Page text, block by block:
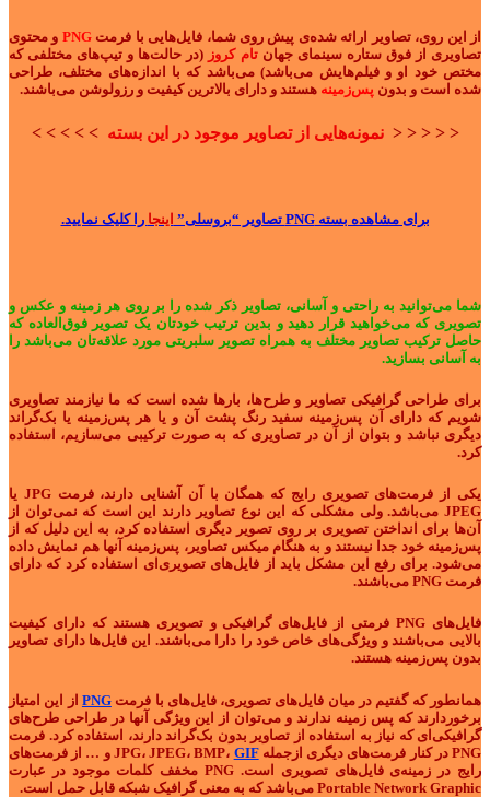
از این روی، تصاویر ارائه شده‌ی پیش روی شما، فایل‌هایی با فرمتPNG و محتوی
تصاویری از فوق ستاره سینمای جهانتام کروز (در حالت‌ها و تیپ‌های مختلفی که
مختص خود او و فیلم‌هایش می‌باشد) می‌باشد که با اندازه‌های مختلف، طراحی
شده است و بدون پس‌زمینه هستند و دارای بالاترین کیفیت و رزولوشن می‌باشند.
< < < < < نمونه‌هایی از تصاویر موجود در این بسته> > > > >
برای مشاهده بسته PNG تصاویر “بروسلی” اینجا را کلیک نمایید.
شما می‌توانید به راحتی و آسانی، تصاویر ذکر شده را بر روی هر زمینه و عکس و
تصویری که می‌خواهید قرار دهید و بدین ترتیب خودتان یک تصویر فوق‌العاده که
حاصل ترکیب تصاویر مختلف به همراه تصویر سلبریتی مورد علاقه‌تان می‌باشد را
به آسانی بسازید.
برای طراحی گرافیکی تصاویر و طرح‌ها، بارها شده است که ما نیازمند تصاویری
شویم که دارای آن پس‌زمینه سفید رنگ پشت آن و یا هر پس‌زمینه یا بک‌گراند
دیگری نباشد و بتوان از آن در تصاویری که به صورت ترکیبی می‌سازیم، استفاده
کرد.
یکی از فرمت‌های تصویری رایج که همگان با آن آشنایی دارند، فرمت JPG یا
JPEG می‌باشد. ولی مشکلی که این نوع تصاویر دارند این است که نمی‌توان از
آن‌ها برای انداختن تصویری بر روی تصویر دیگری استفاده کرد، به این دلیل که از
پس‌زمینه خود جدا نیستند و به هنگام میکس تصاویر، پس‌زمینه آنها هم نمایش داده
می‌شود. برای رفع این مشکل باید از فایل‌های تصویری‌ای استفاده کرد که دارای
فرمت PNG می‌باشند.
فایل‌های PNG فرمتی از فایل‌های گرافیکی و تصویری هستند که دارای کیفیت
بالایی می‌باشند و ویژگی‌های خاص خود را دارا می‌باشند. این فایل‌ها دارای تصاویر
بدون پس‌زمینه هستند.
همانطور که گفتیم در میان فایل‌های تصویری، فایل‌های با فرمتPNG از این امتیاز
برخوردارند که پس زمینه ندارند و می‌توان از این ویژگی‌ آنها در طراحی طرح‌های
گرافیکی‌ای که نیاز به استفاده از تصاویر بدون بک‌گراند دارند، استفاده کرد. فرمت
PNG در کنار فرمت‌های دیگری ازجمله JPG، JPEG، BMP،
GIF
و … از فرمت‌های
رایج در زمینه‌ی فایل‌های تصویری است. PNG مخفف کلمات موجود در عبارت
Portable Network Graphic می‌باشد که به معنی گرافیک شبکه قابل حمل است.